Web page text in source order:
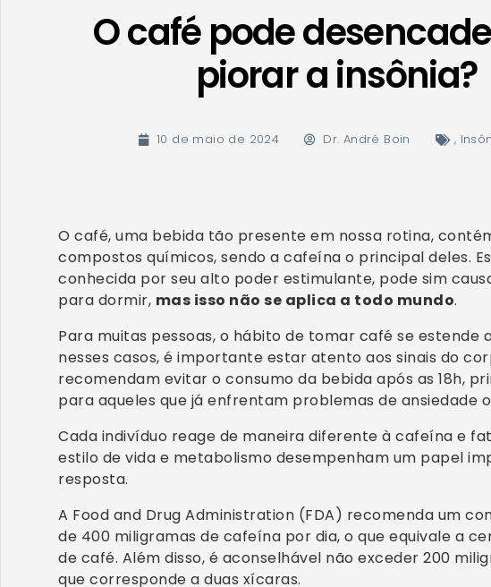
O café pode
piorar a insônia?
10 de maio de 2024 Dr. André Boin ,
O café, uma bebida tão presente em nossa rotina,
compostos químicos, sendo a cafeína o principal deles.
conhecida por seu alto poder estimulante, pode sim
para dormir, mas isso não se aplica a todo mundo.
Para muitas pessoas, o hábito de tomar café se estende
nesses casos, é importante estar atento aos sinais do
recomendam evitar o consumo da bebida após as 18h,
para aqueles que já enfrentam problemas de ansiedade
Cada indivíduo reage de maneira diferente à cafeína e
estilo de vida e metabolismo desempenham um papel
resposta.
A Food and Drug Administration (FDA) recomenda um
de 400 miligramas de cafeína por dia, o que equivale a
de café. Além disso, é aconselhável não exceder 200
que corresponde a duas xícaras.